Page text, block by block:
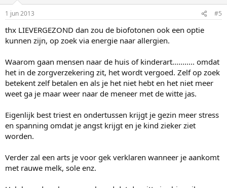
1 jun 2013 #5
thx LIEVERGEZOND dan zou de biofotonen ook een optie
kunnen zijn, op zoek via energie naar allergien.
Waarom gaan mensen naar de huis of kinderart........... omdat
het in de zorgverzekering zit, het wordt vergoed. Zelf op zoek
betekent zelf betalen en als je het niet hebt en het niet meer
weet ga je maar weer naar de meneer met de witte jas.
Eigenlijk best triest en ondertussen krijgt je gezin meer stress
en spanning omdat je angst krijgt en je kind zieker ziet
worden.
Verder zal een arts je voor gek verklaren wanneer je aankomt
met rauwe melk, sole enz.